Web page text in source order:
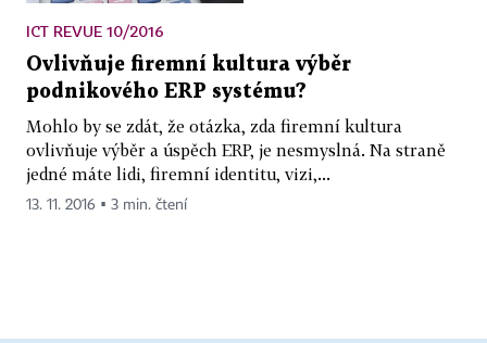
ICT REVUE 10/2016
Ovlivňuje firemní kultura výběr
podnikového ERP systému?
Mohlo by se zdát, že otázka, zda firemní kultura
ovlivňuje výběr a úspěch ERP, je nesmyslná. Na straně
jedné máte lidi, firemní identitu, vizi,...
13. 11. 2016 ▪ 3 min. čtení